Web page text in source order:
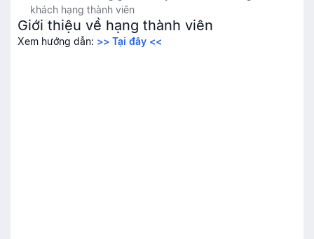
khách hạng thành viên
Giới thiệu về hạng thành viên
Xem hướng dẫn: >> Tại đây <<